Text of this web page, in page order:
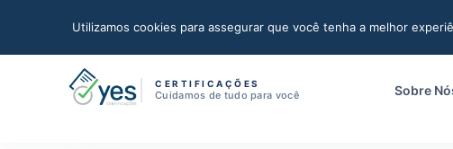
CERTIFICAÇÕES
Cuidamos de tudo para você Sobre
Utilizamos cookies para assegurar que você tenha a melhor